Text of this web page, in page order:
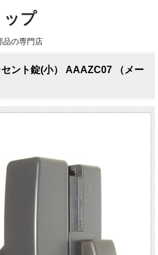
ップ
品の専門店
セント錠(小） AAAZC07 （メー